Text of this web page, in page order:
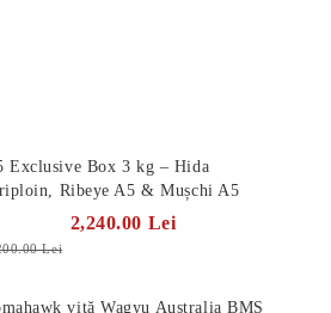
Exclusive Box 3 kg – Hida
Ribeye A5 & Mușchi A5
2,240.00 Lei
Lei
vită Wagyu Australia BMS